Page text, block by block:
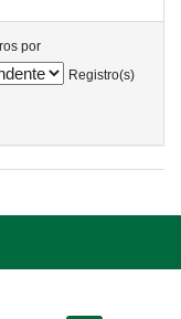
por
Registro(s)